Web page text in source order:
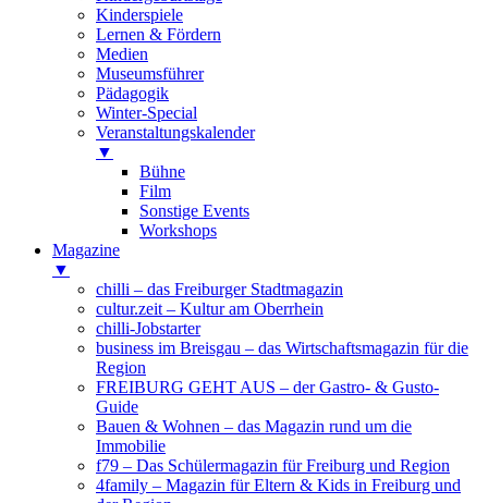
Kinderspiele
Lernen & Fördern
Medien
Museumsführer
Pädagogik
Winter-Special
Veranstaltungskalender
▼
Bühne
Film
Sonstige Events
Workshops
Magazine
▼
chilli – das Freiburger Stadtmagazin
cultur.zeit – Kultur am Oberrhein
chilli-Jobstarter
business im Breisgau – das Wirtschaftsmagazin für die
Region
FREIBURG GEHT AUS – der Gastro- & Gusto-
Guide
Bauen & Wohnen – das Magazin rund um die
Immobilie
f79 – Das Schülermagazin für Freiburg und Region
4family – Magazin für Eltern & Kids in Freiburg und